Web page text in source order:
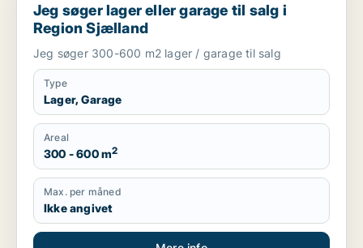
Jeg søger lager eller garage til salg i
Region Sjælland
Jeg søger 300-600 m2 lager / garage til salg
Type
Lager, Garage
Areal
300 - 600 m2
Max. per måned
Ikke angivet